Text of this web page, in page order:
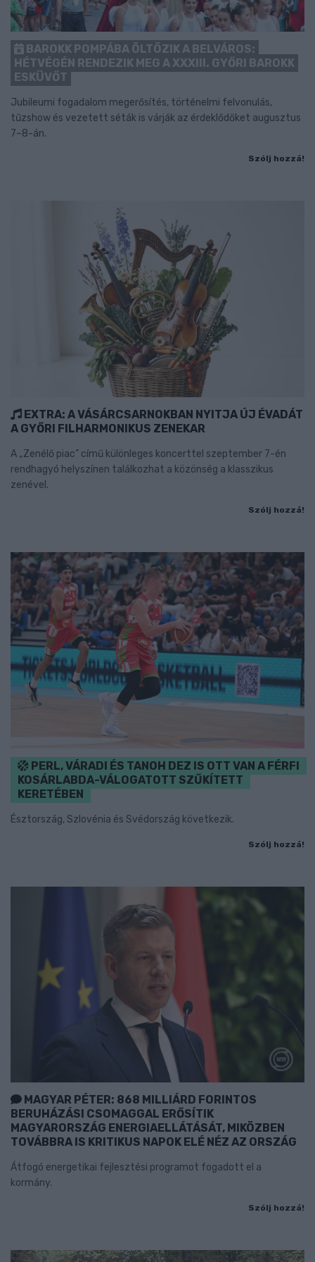
BAROKK POMPÁBA ÖLTÖZIK A BELVÁROS:
HÉTVÉGÉN RENDEZIK MEG A XXXIII. GYŐRI BAROKK
ESKÜVŐT
Jubileumi fogadalom megerősítés, történelmi felvonulás,
tűzshow és vezetett séták is várják az érdeklődőket augusztus
7–8-án.
Szólj hozzá!
EXTRA: A VÁSÁRCSARNOKBAN NYITJA ÚJ ÉVADÁT
A GYŐRI FILHARMONIKUS ZENEKAR
A „Zenélő piac” című különleges koncerttel szeptember 7-én
rendhagyó helyszínen találkozhat a közönség a klasszikus
zenével.
Szólj hozzá!
PERL, VÁRADI ÉS TANOH DEZ IS OTT VAN A FÉRFI
KOSÁRLABDA-VÁLOGATOTT SZŰKÍTETT
KERETÉBEN
Észtország, Szlovénia és Svédország következik.
Szólj hozzá!
MAGYAR PÉTER: 868 MILLIÁRD FORINTOS
BERUHÁZÁSI CSOMAGGAL ERŐSÍTIK
MAGYARORSZÁG ENERGIAELLÁTÁSÁT, MIKÖZBEN
TOVÁBBRA IS KRITIKUS NAPOK ELÉ NÉZ AZ ORSZÁG
Átfogó energetikai fejlesztési programot fogadott el a
kormány.
Szólj hozzá!